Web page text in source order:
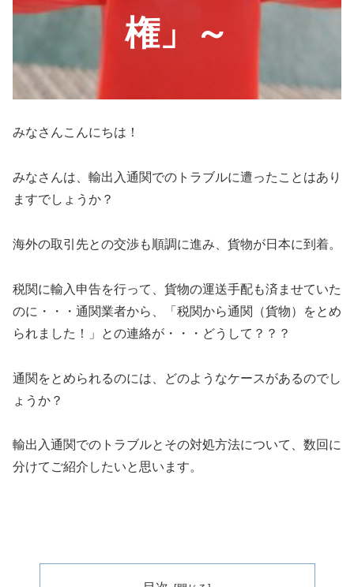
権」～
みなさんこんにちは！
みなさんは、輸出入通関でのトラブルに遭ったことはあり
ますでしょうか？
海外の取引先との交渉も順調に進み、貨物が日本に到着。
税関に輸入申告を行って、貨物の運送手配も済ませていた
のに・・・通関業者から、「税関から通関（貨物）をとめ
られました！」との連絡が・・・どうして？？？
通関をとめられるのには、どのようなケースがあるのでし
ょうか？
輸出入通関でのトラブルとその対処方法について、数回に
分けてご紹介したいと思います。